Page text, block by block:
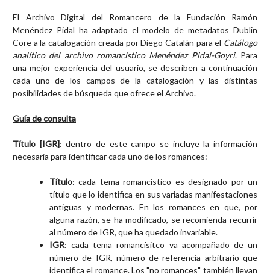
El Archivo Digital del Romancero de la Fundación Ramón
Menéndez Pidal ha adaptado el modelo de metadatos Dublin
Core a la catalogación creada por Diego Catalán para el Catálogo
analítico del archivo romancístico Menéndez Pidal-Goyri. Para
una mejor experiencia del usuario, se describen a continuación
cada uno de los campos de la catalogación y las distintas
posibilidades de búsqueda que ofrece el Archivo.
Guía de consulta
Título [IGR]: dentro de este campo se incluye la información
necesaria para identificar cada uno de los romances:
Título: cada tema romancístico es designado por un
título que lo identifica en sus variadas manifestaciones
antiguas y modernas. En los romances en que, por
alguna razón, se ha modificado, se recomienda recurrir
al número de IGR, que ha quedado invariable.
IGR: cada tema romancísitco va acompañado de un
número de IGR, número de referencia arbitrario que
identifica el romance. Los "no romances" también llevan